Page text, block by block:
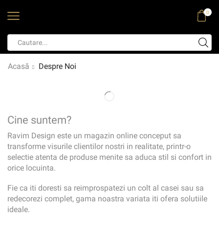
0
Acasă Despre Noi
Cine suntem?
Ravim Design este un magazin online conceput sa
transforme visurile clientilor nostri in realitate, printr-o
selectie atenta de produse menite sa aduca stil si confort in
orice locuinta.
Fie ca iti doresti sa reimprospatezi un colt al casei sau sa
redecorezi complet, gama noastra variata iti ofera solutiile
ideale.